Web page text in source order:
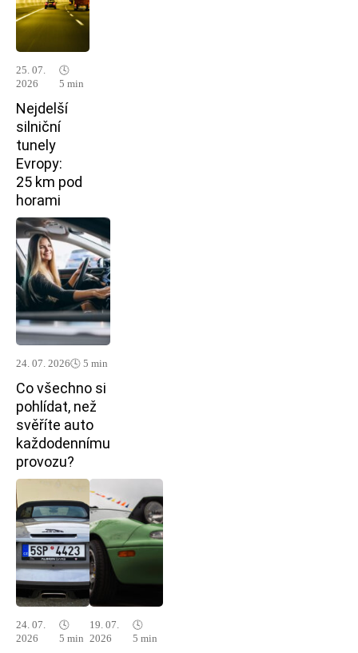
25. 07.
2026
🕓
5 min
Nejdelší
silniční
tunely
Evropy:
25 km pod
horami
24. 07. 2026🕓 5 min
Co všechno si
pohlídat, než
svěříte auto
každodennímu
provozu?
24. 07.
2026
🕓
5 min
19. 07.
2026
🕓
5 min